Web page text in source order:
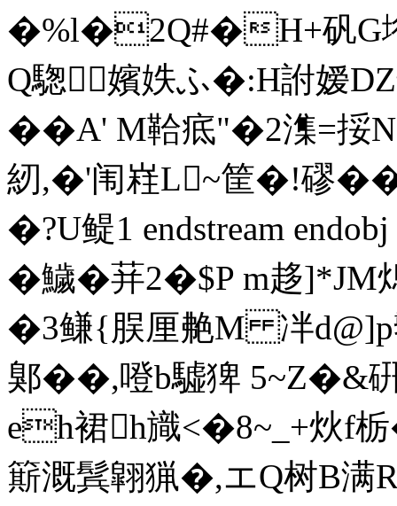
�%l�2Q#�H+矾G垳
Q騘嬪妷ふ�:H詂嫒
��A' M鞈疷"�2潗=挼
紉,�'闱嵀L~筐�!磟�
�?U鳀1 endstream
�鱥�荓2�$P m趍
�3鳒{脵厘艴M 冸d@]p
鄓��,噔b驉猈 5~Z�&
eh裙h旘<�8~_+炏f
簛溉鬂翶猟�,エQ树